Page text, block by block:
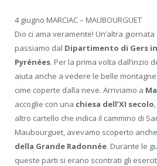
4 giugno MARCIAC – MAUBOURGUET
Dio ci ama veramente! Un’altra
passiamo dal Dipartimento di Gers
Pyrénées. Per la prima volta dall’inzio
aiuta anche a vedere le belle
cime coperte dalla neve. Arriviamo a
accoglie con una chiesa dell’XI secolo
altro cartello che indica il cammino di
Maubourguet, avevamo scoperto
della Grande Radonnée. Durante le
queste parti si erano scontrati gli